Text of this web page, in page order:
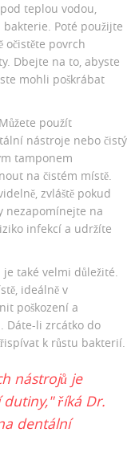
teplou vodou,
Poté použijte
očistěte povrch
Dbejte na to, abyste
mohli poškrábat
použít
nástroje nebo čistý
tamponem
na čistém místě.
zvláště pokud
nezapomínejte na
infekcí a udržíte
také velmi důležité.
ideálně v
poškození a
Dáte-li zrcátko do
k růstu bakterií.
nástrojů je
říká Dr.
dentální